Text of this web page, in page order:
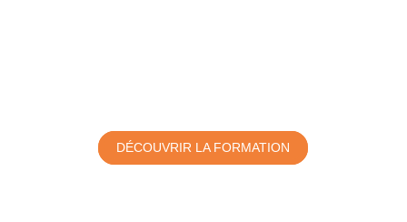
DÉCOUVRIR LA FORMATION